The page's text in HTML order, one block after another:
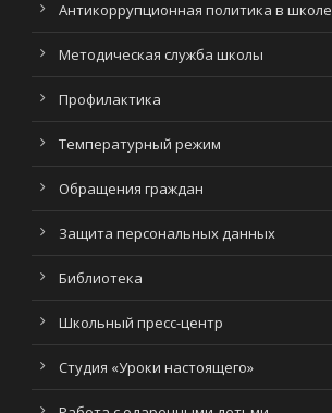
Антикоррупционная политика в школе
Методическая служба школы
Профилактика
Температурный режим
Обращения граждан
Защита персональных данных
Библиотека
Школьный пресс-центр
Студия «Уроки настоящего»